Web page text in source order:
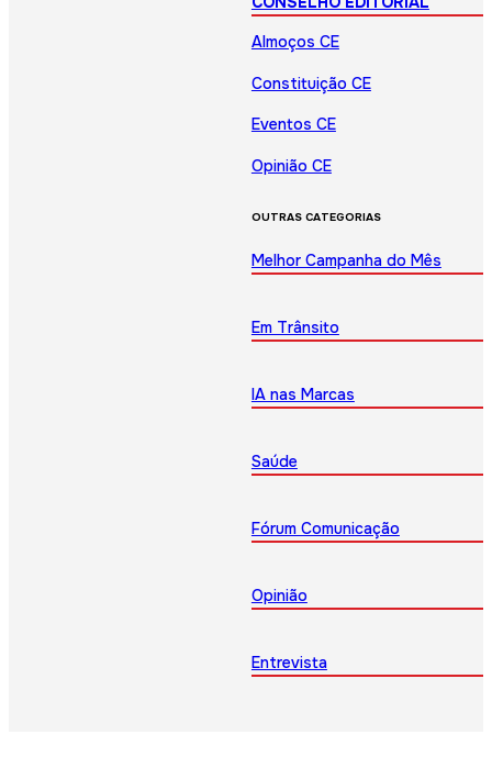
Almoços CE
Constituição CE
Eventos CE
Opinião CE
OUTRAS CATEGORIAS
Melhor Campanha do Mês
Em Trânsito
IA nas Marcas
Saúde
Fórum Comunicação
Opinião
Entrevista